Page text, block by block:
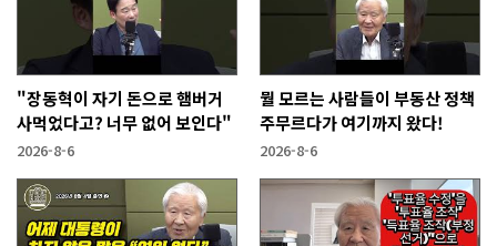
"장동혁이 자기 돈으로 햄버거
사먹었다고? 너무 없어 보인다"
2026-8-6
뭘 모르는 사람들이 부동산 정책
주무르다가 여기까지 왔다!
2026-8-6